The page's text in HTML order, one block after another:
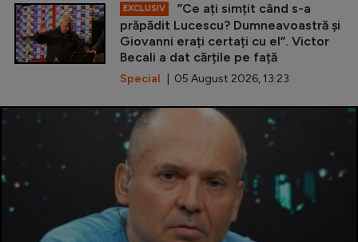
EXCLUSIV
”Ce ați simțit când s-a
prăpădit Lucescu? Dumneavoastră și
Giovanni erați certați cu el”. Victor
Becali a dat cărțile pe față
Special | 05 August 2026, 13:23